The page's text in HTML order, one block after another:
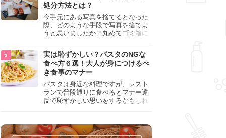
処分方法とは？
今手元にある写真を捨てるとなった
際、どのような手段で写真を捨てよ
うと思いましたか？丸めてゴミ箱に
真は個人情報が詰まっているので、
ただ丸めただけの状態で捨ててしま
うのは危険です。写真にすべきでは
ない捨て方をまとめているので、ぜ
ひチェックしておきましょう。
実は恥ずかしい？パスタのNGな
食べ方６選！大人が身につけるべ
き食事のマナー
パスタは身近な料理ですが、レスト
ランで普段通りに食べるとマナー違
反で恥ずかしい思いをするかもしれ
して、正しい食べ方を確認しましょ
う。大人の嗜みとして知っておきた